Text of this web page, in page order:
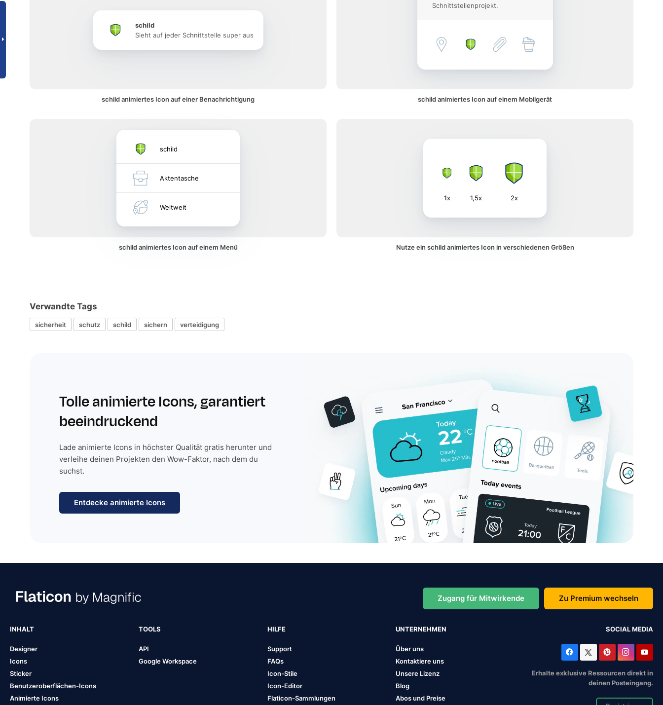
schild
Sieht auf jeder Schnittstelle super aus
schild animiertes Icon auf einer Benachrichtigung
Schnittstellenprojekt.
schild animiertes Icon auf einem Mobilgerät
schild
Aktentasche
Weltweit
schild animiertes Icon auf einem Menü
1x 1,5x 2x
Nutze ein schild animiertes Icon in verschiedenen Größen
Verwandte Tags
sicherheit schutz schild sichern verteidigung
Tolle animierte Icons, garantiert
beeindruckend
Lade animierte Icons in höchster Qualität gratis herunter und
verleihe deinen Projekten den Wow-Faktor, nach dem du
suchst.
Entdecke animierte Icons
Zugang für Mitwirkende Zu Premium wechseln
INHALT
Designer
Icons
Sticker
Benutzeroberflächen-Icons
Animierte Icons
TOOLS
API
Google Workspace
HILFE
Support
FAQs
Icon-Stile
Icon-Editor
Flaticon-Sammlungen
UNTERNEHMEN
Über uns
Kontaktiere uns
Unsere Lizenz
Blog
Abos und Preise
SOCIAL MEDIA
Erhalte exklusive Ressourcen direkt in
deinen Posteingang.